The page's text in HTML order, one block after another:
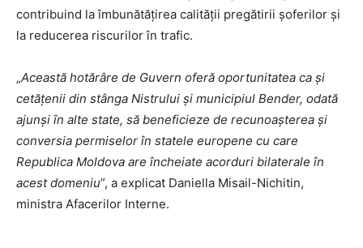
contribuind la îmbunătățirea calității pregătirii șoferilor și
la reducerea riscurilor în trafic.
„Această hotărâre de Guvern oferă oportunitatea ca și
cetățenii din stânga Nistrului și municipiul Bender, odată
ajunși în alte state, să beneficieze de recunoașterea și
conversia permiselor în statele europene cu care
Republica Moldova are încheiate acorduri bilaterale în
acest domeniu”, a explicat Daniella Misail-Nichitin,
ministra Afacerilor Interne.